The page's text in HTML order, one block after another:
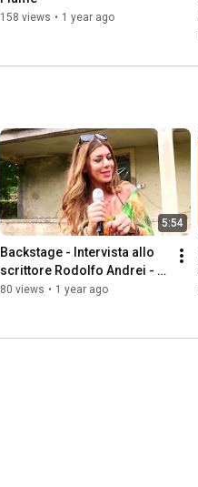
158 views • 1 year ago
5:54
Backstage - Intervista allo
scrittore Rodolfo Andrei - Il
Silenzio del Fiume
80 views • 1 year ago